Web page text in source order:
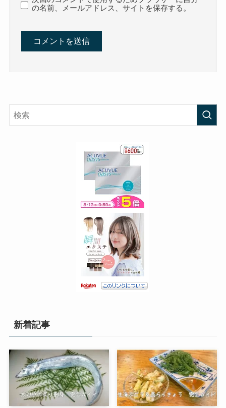
の名前、メールアドレス、サイトを保存する。
新着記事